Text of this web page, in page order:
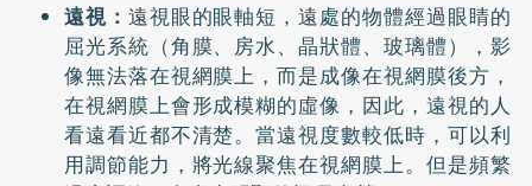
遠視： 遠視眼的眼軸短，遠處的物體經過眼睛的
屈光系統（角膜、房水、晶狀體、玻璃體），影
像無法落在視網膜上，而是成像在視網膜後方，
在視網膜上會形成模糊的虛像，因此，遠視的人
看遠看近都不清楚。當遠視度數較低時，可以利
用調節能力，將光線聚焦在視網膜上。但是頻繁